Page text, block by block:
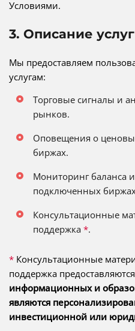
Условиями.
3. Описание услуг
Мы предоставляем
услугам:
Торговые сигналы и
рынков.
Оповещения о
биржах.
Мониторинг баланса
подключенных
Консультационные
поддержка *.
* Консультационные
поддержка
информационных и
являются
инвестиционной или